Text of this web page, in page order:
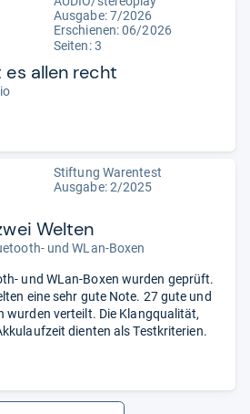
Ausgabe: 7/2026
Erschienen:06/2026
Seiten: 3
allen recht
Stiftung Warentest
Ausgabe: 2/2025
Welten
und WLan-Boxen
und WLan-Boxen wurden geprüft.
eine sehr gute Note. 27 gute und
wurden verteilt. Die Klangqualität,
dienten als Testkriterien.